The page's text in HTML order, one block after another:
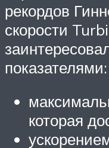
рекордов
скорости
показателями:
которая